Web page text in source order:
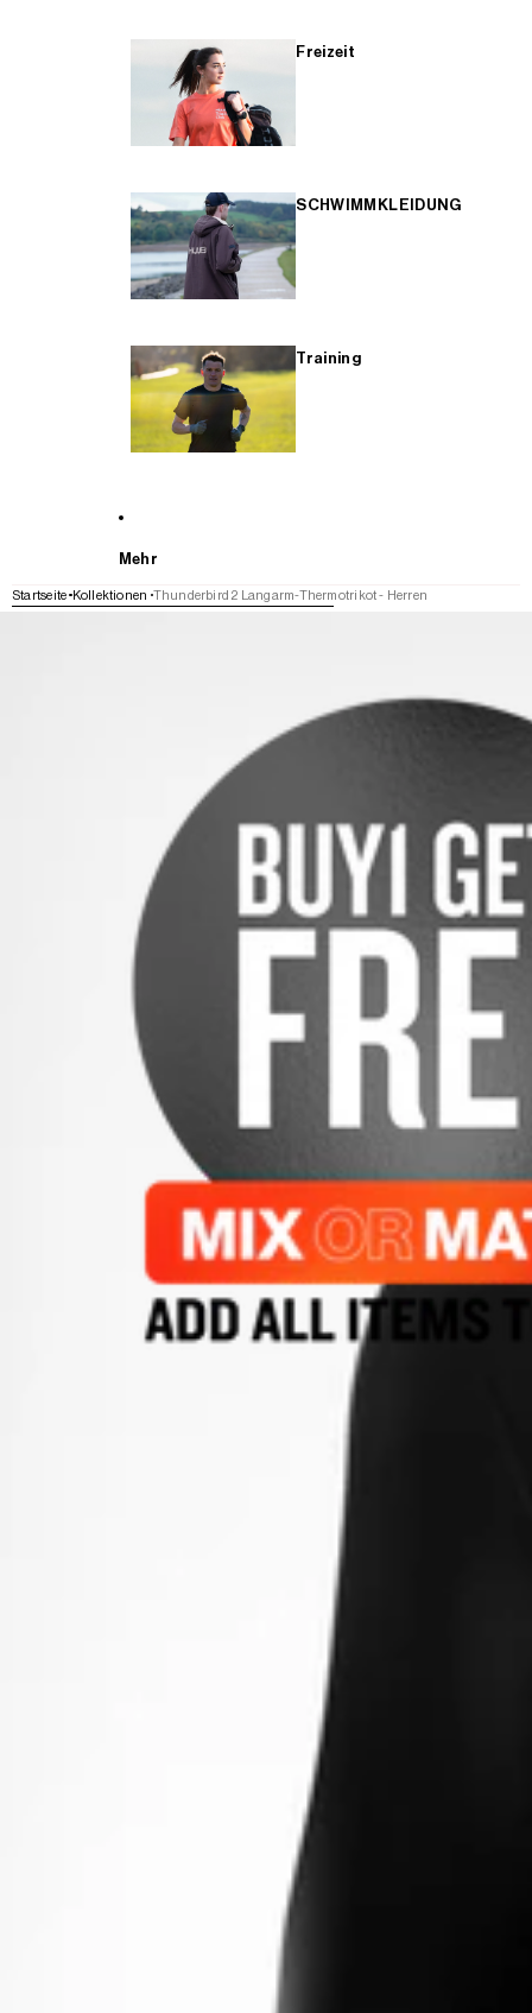
Freizeit
SCHWIMMKLEIDUNG
Training
Mehr
Startseite Kollektionen Thunderbird 2 Langarm-Thermotrikot - Herren
WEITER ZU DEN PRODUKTINFORMATIONEN